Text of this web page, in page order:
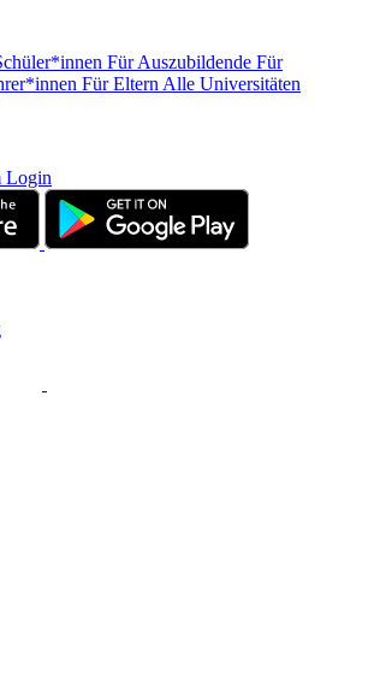
Für Auszubildende Für
Für Eltern Alle Universitäten
Login